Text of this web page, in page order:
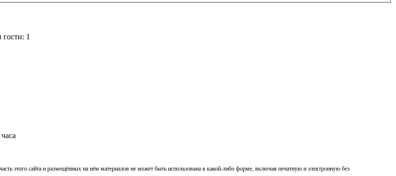
1
этого сайта и размещённых на нём материалов не может быть использована в какой-либо форме, включая печатную и электронную без